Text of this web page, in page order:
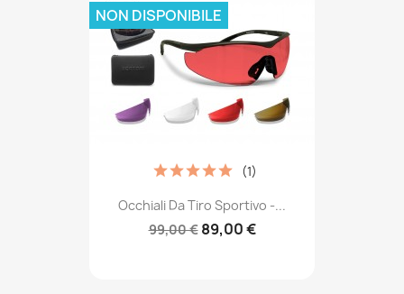
Occhiali Da Tiro Sportivo -...
99,00 € 89,00 €
(1)
NON DISPONIBILE